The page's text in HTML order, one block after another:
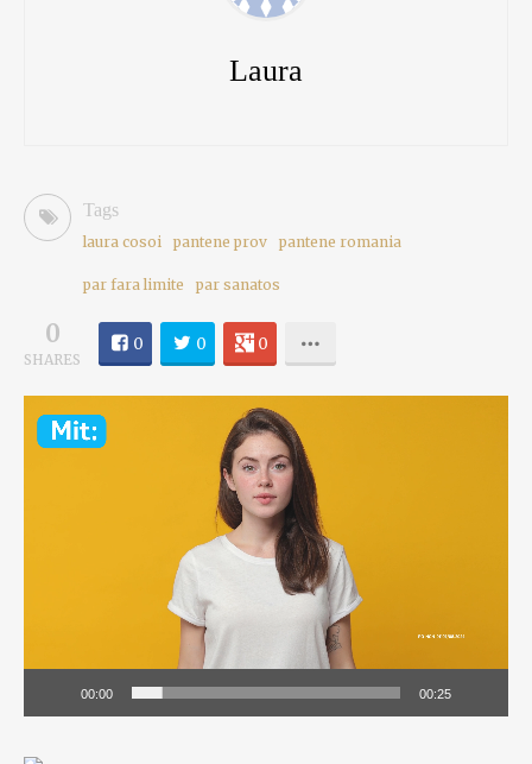
Laura
Tags
laura cosoi pantene prov pantene romania
par fara limite par sanatos
0
SHARES
0 0 0
Player
00:00 00:25